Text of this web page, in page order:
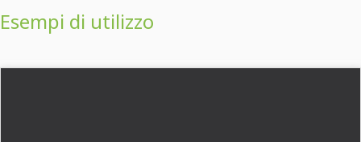
Esempi di utilizzo